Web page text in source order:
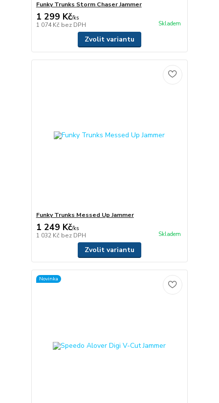
Funky Trunks Storm Chaser Jammer
1 299 Kč/ks
1 074 Kč bez DPH Skladem
Zvolit variantu
Funky Trunks Messed Up Jammer
1 249 Kč/ks
1 032 Kč bez DPH Skladem
Zvolit variantu
Novinka